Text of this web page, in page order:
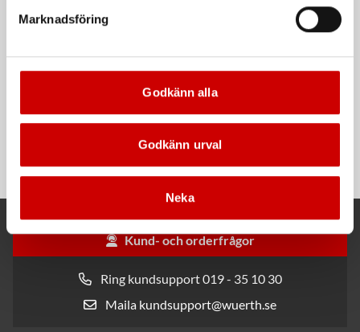
Marknadsföring
Godkänn alla
Godkänn urval
Neka
Rengöringsduk Wetmax
Plus
För snabb och effektiv rengöring
Snabblim
Cyanoakrylatlim för limning av
metall-, plast- och gummidetaljer.
Kund- och orderfrågor
Ring kundsupport 019 - 35 10 30
Maila kundsupport@wuerth.se